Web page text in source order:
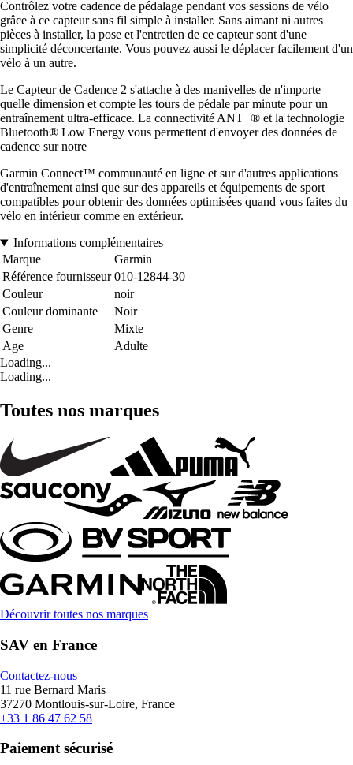
Contrôlez votre cadence de pédalage pendant vos sessions de vélo
grâce à ce capteur sans fil simple à installer. Sans aimant ni autres
pièces à installer, la pose et l'entretien de ce capteur sont d'une
simplicité déconcertante. Vous pouvez aussi le déplacer facilement d'un
vélo à un autre.
Le Capteur de Cadence 2 s'attache à des manivelles de n'importe
quelle dimension et compte les tours de pédale par minute pour un
entraînement ultra-efficace. La connectivité ANT+® et la technologie
Bluetooth® Low Energy vous permettent d'envoyer des données de
cadence sur notre
Garmin Connect™ communauté en ligne et sur d'autres applications
d'entraînement ainsi que sur des appareils et équipements de sport
compatibles pour obtenir des données optimisées quand vous faites du
vélo en intérieur comme en extérieur.
Informations complémentaires
Marque
Garmin
Référence fournisseur 010-12844-30
Couleur
noir
Couleur dominante
Noir
Genre
Mixte
Age
Adulte
Loading...
Loading...
Toutes nos marques
Découvrir toutes nos marques
SAV en France
Contactez-nous
11 rue Bernard Maris
37270 Montlouis-sur-Loire, France
+33 1 86 47 62 58
Paiement sécurisé